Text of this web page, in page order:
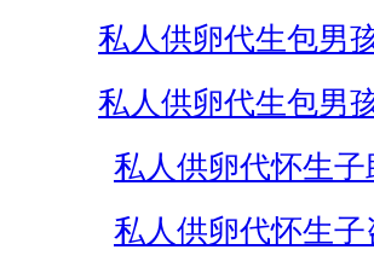
私人供卵代生包男
私人供卵代生包男
私人供卵代怀生子
私人供卵代怀生子